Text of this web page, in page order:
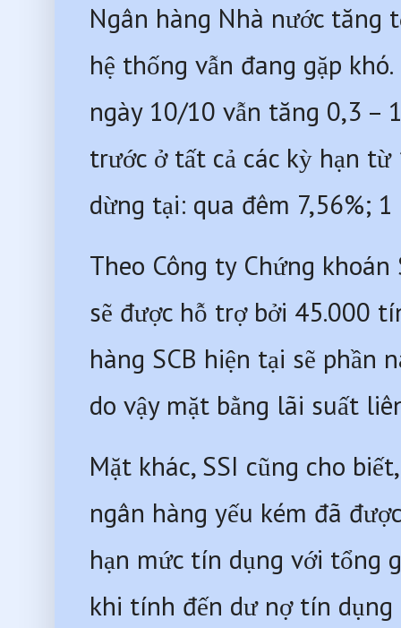
Ngân hàng Nhà nước tăng
hệ thống vẫn đang gặp
ngày 10/10 vẫn tăng 0,3 –
trước ở tất cả các kỳ hạn
dừng tại: qua đêm 7,56%;
Theo Công ty Chứng
sẽ được hỗ trợ bởi 45.000
hàng SCB hiện tại sẽ phần
do vậy mặt bằng lãi suất
Mặt khác, SSI cũng cho
ngân hàng yếu kém đã
hạn mức tín dụng với tổng
khi tính đến dư nợ tín